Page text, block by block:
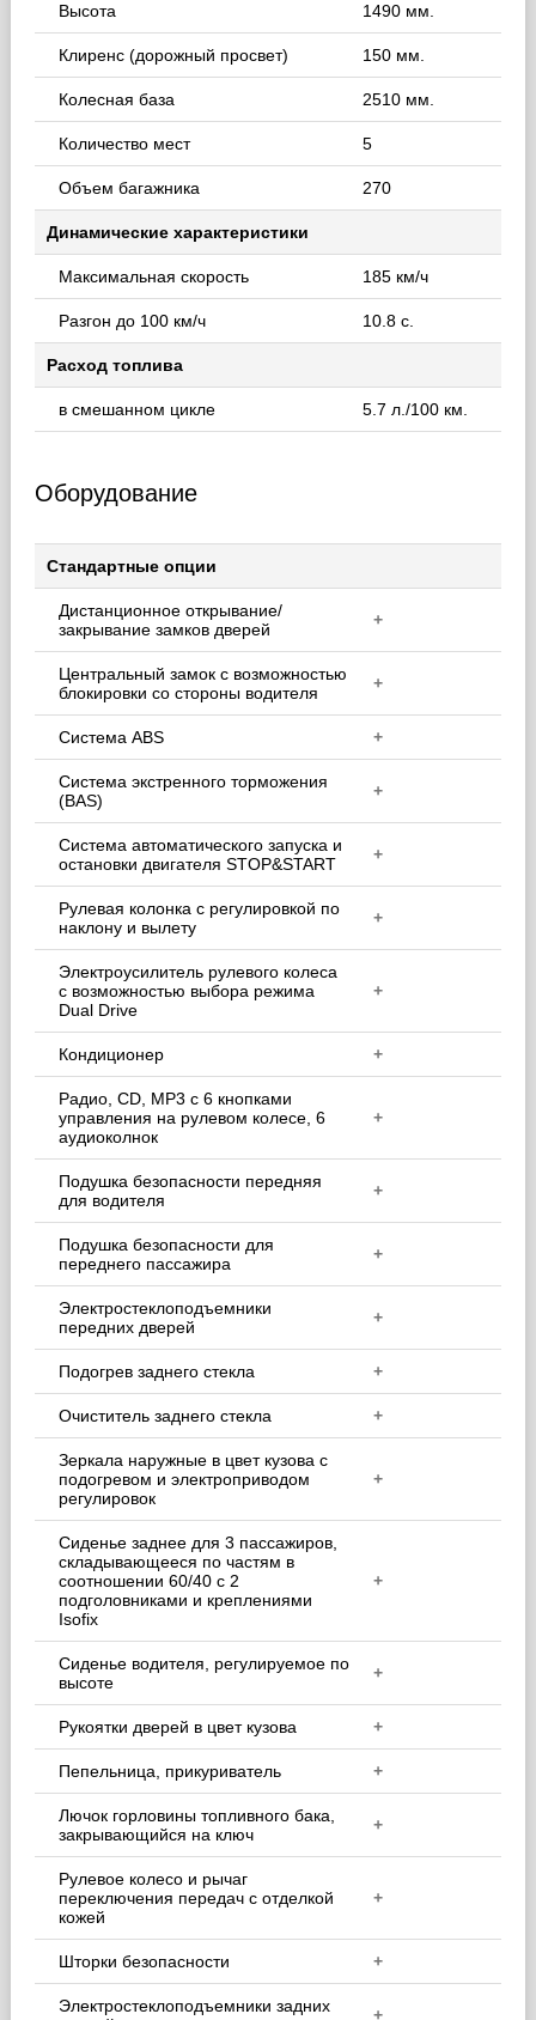
Высота 1490 мм.
Клиренс (дорожный просвет) 150 мм.
Колесная база 2510 мм.
Количество мест 5
Объем багажника 270
Динамические характеристики
Максимальная скорость 185 км/ч
Разгон до 100 км/ч 10.8 с.
Расход топлива
в смешанном цикле 5.7 л./100 км.
Оборудование
Стандартные опции
Дистанционное открывание/
закрывание замков дверей
+
Центральный замок с возможностью
блокировки со стороны водителя
+
Система ABS +
Система экстренного торможения
(BAS)
+
Система автоматического запуска и
остановки двигателя STOP&START
+
Рулевая колонка с регулировкой по
наклону и вылету
+
Электроусилитель рулевого колеса
с возможностью выбора режима
Dual Drive
+
Кондиционер +
Радио, CD, MP3 с 6 кнопками
управления на рулевом колесе, 6
аудиоколнок
+
Подушка безопасности передняя
для водителя
+
Подушка безопасности для
переднего пассажира
+
Электростеклоподъемники
передних дверей
+
Подогрев заднего стекла +
Очиститель заднего стекла +
Зеркала наружные в цвет кузова с
подогревом и электроприводом
регулировок
+
Сиденье заднее для 3 пассажиров,
складывающееся по частям в
соотношении 60/40 с 2
подголовниками и креплениями
Isofix
+
Сиденье водителя, регулируемое по
высоте
+
Рукоятки дверей в цвет кузова +
Пепельница, прикуриватель +
Лючок горловины топливного бака,
закрывающийся на ключ
+
Рулевое колесо и рычаг
переключения передач с отделкой
кожей
+
Шторки безопасности +
Электростеклоподъемники задних
+